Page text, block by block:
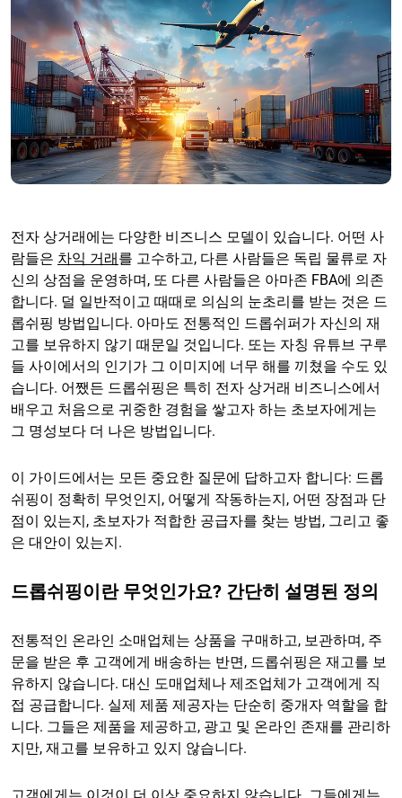
전자 상거래에는 다양한 비즈니스 모델이 있습니다. 어떤 사
람들은 차익 거래 를 고수하고, 다른 사람들은 독립 물류로 자
신의 상점을 운영하며, 또 다른 사람들은 아마존 FBA에 의존
합니다. 덜 일반적이고 때때로 의심의 눈초리를 받는 것은 드
롭쉬핑 방법입니다. 아마도 전통적인 드롭쉬퍼가 자신의 재
고를 보유하지 않기 때문일 것입니다. 또는 자칭 유튜브 구루
들 사이에서의 인기가 그 이미지에 너무 해를 끼쳤을 수도 있
습니다. 어쨌든 드롭쉬핑은 특히 전자 상거래 비즈니스에서
배우고 처음으로 귀중한 경험을 쌓고자 하는 초보자에게는
그 명성보다 더 나은 방법입니다.
이 가이드에서는 모든 중요한 질문에 답하고자 합니다: 드롭
쉬핑이 정확히 무엇인지, 어떻게 작동하는지, 어떤 장점과 단
점이 있는지, 초보자가 적합한 공급자를 찾는 방법, 그리고 좋
은 대안이 있는지.
드롭쉬핑이란 무엇인가요? 간단히 설명된 정의
전통적인 온라인 소매업체는 상품을 구매하고, 보관하며, 주
문을 받은 후 고객에게 배송하는 반면, 드롭쉬핑은 재고를 보
유하지 않습니다. 대신 도매업체나 제조업체가 고객에게 직
접 공급합니다. 실제 제품 제공자는 단순히 중개자 역할을 합
니다. 그들은 제품을 제공하고, 광고 및 온라인 존재를 관리하
지만, 재고를 보유하고 있지 않습니다.